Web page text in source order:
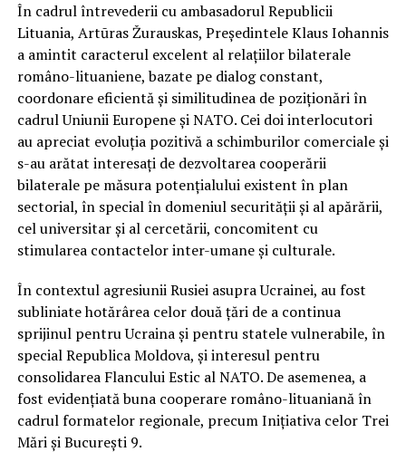
În cadrul întrevederii cu ambasadorul Republicii
Lituania, Artūras Žurauskas, Președintele Klaus Iohannis
a amintit caracterul excelent al relațiilor bilaterale
româno-lituaniene, bazate pe dialog constant,
coordonare eficientă și similitudinea de poziționări în
cadrul Uniunii Europene și NATO. Cei doi interlocutori
au apreciat evoluția pozitivă a schimburilor comerciale și
s-au arătat interesați de dezvoltarea cooperării
bilaterale pe măsura potențialului existent în plan
sectorial, în special în domeniul securității și al apărării,
cel universitar și al cercetării, concomitent cu
stimularea contactelor inter-umane și culturale.
În contextul agresiunii Rusiei asupra Ucrainei, au fost
subliniate hotărârea celor două țări de a continua
sprijinul pentru Ucraina și pentru statele vulnerabile, în
special Republica Moldova, și interesul pentru
consolidarea Flancului Estic al NATO. De asemenea, a
fost evidențiată buna cooperare româno-lituaniană în
cadrul formatelor regionale, precum Inițiativa celor Trei
Mări și București 9.